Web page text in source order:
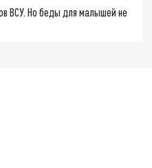
ВСУ. Но беды для малышей не